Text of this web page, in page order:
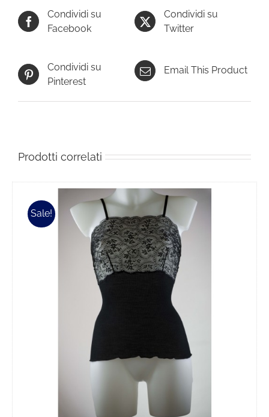
Condividi su
Facebook
Condividi su
Twitter
Condividi su
Pinterest
Email This Product
Prodotti correlati
Sale!